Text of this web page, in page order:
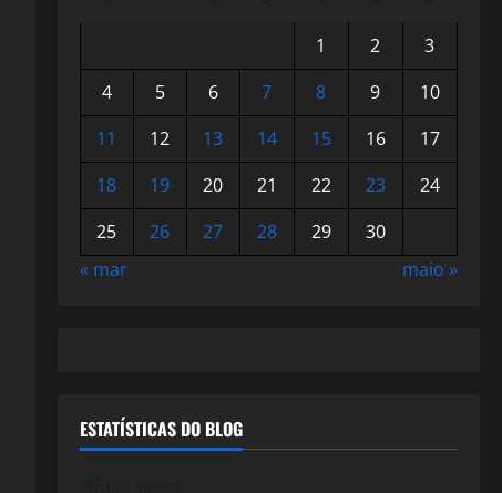
1
2
3
4
5 6 7 8 9
10
11
12 13 14 15 16
17
18
19 20 21 22 23
24
25
26 27 28 29
30
« mar
maio »
ESTATÍSTICAS DO BLOG